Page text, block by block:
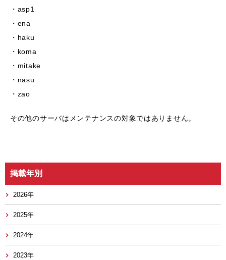
・asp1
・ena
・haku
・koma
・mitake
・nasu
・zao
その他のサーバはメンテナンスの対象ではありません。
掲載年別
2026年
2025年
2024年
2023年